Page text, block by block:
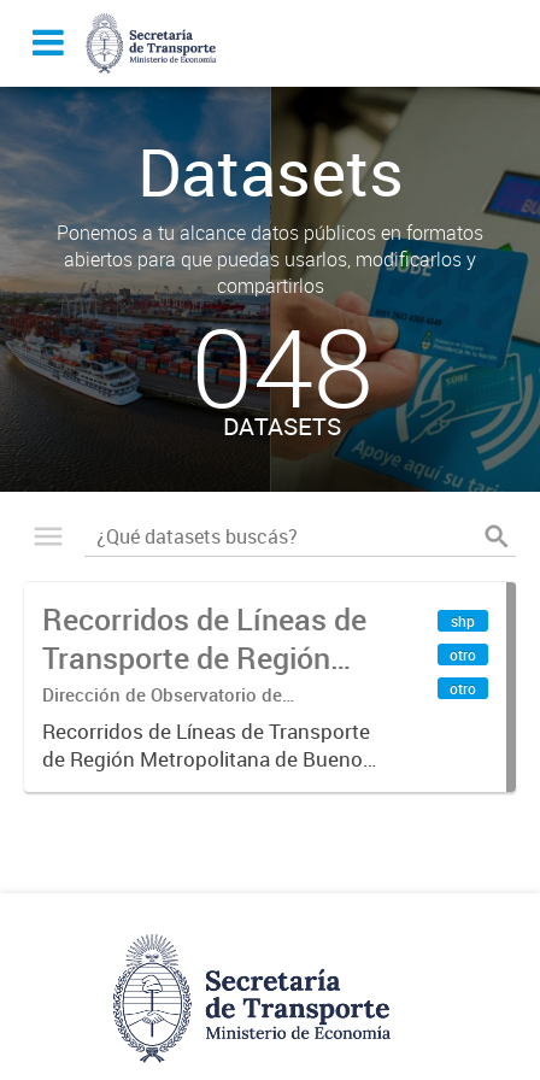
Datasets
Ponemos a tu alcance datos públicos en formatos
abiertos para que puedas usarlos, modificarlos y
compartirlos
048
DATASETS
Recorridos de Líneas de
Transporte de Región
Metropolitana de
Buenos Aires (RMBA)
Dirección de Observatorio de
Transporte, Estudio y Sistemas
Recorridos de Líneas de Transporte
de Región Metropolitana de Buenos
Aires (RMBA).-
shp
otro
otro